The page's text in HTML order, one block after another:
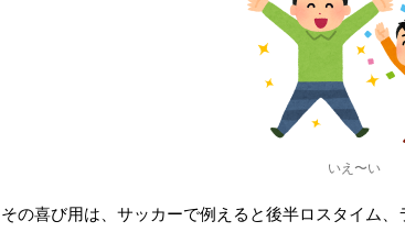
いえ〜い
その喜び用は、サッカーで例えると後半ロスタイム